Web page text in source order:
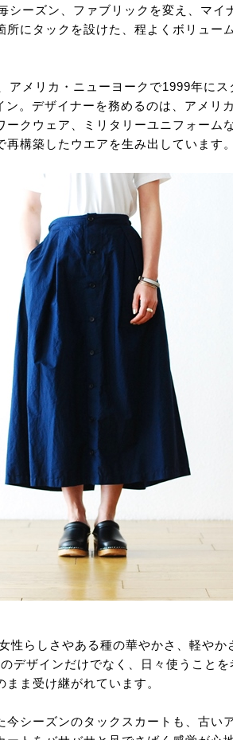
シーズン、ファブリックを変え、マイ
にタックを設けた、程よくボリュー
アメリカ・ニューヨークで1999年に
。デザイナーを務めるのは、アメリ
クウェア、ミリタリーユニフォーム
構築したウエアを生み出しています。
性らしさやある種の華やかさ、軽や
デザインだけでなく、日々使うこと
ま受け継がれています。
シーズンのタックスカートも、古い